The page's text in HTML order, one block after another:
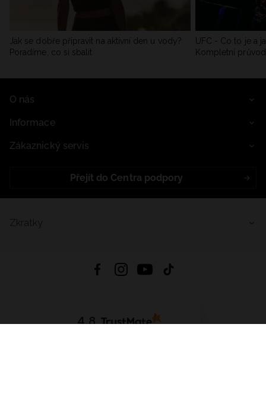
Jak se dobře připravit na aktivní den u vody?
Poradíme, co si sbalit
UFC - Co to je a
Kompletní
O nás
Informace
Zákaznický servis
Přejít do Centra podpory
4.8